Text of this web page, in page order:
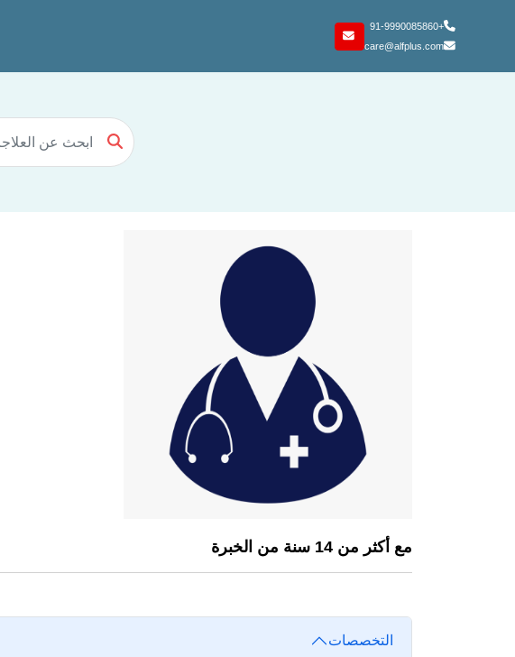
+91-9990085860
care@alfplus.com
مع أكثر من 14 سنة من الخبرة
التخصصات